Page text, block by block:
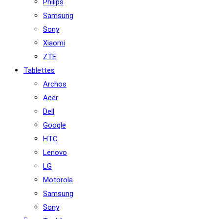
Philips
Samsung
Sony
Xiaomi
ZTE
Tablettes
Archos
Acer
Dell
Google
HTC
Lenovo
LG
Motorola
Samsung
Sony